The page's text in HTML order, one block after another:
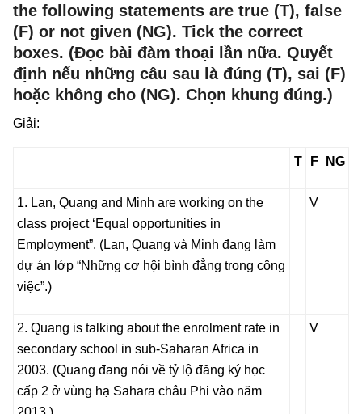
the following statements are true (T), false
(F) or not given (NG). Tick the correct
boxes. (Đọc bài đàm thoại lần nữa. Quyết
định nếu những câu sau là đúng (T), sai (F)
hoặc không cho (NG). Chọn khung đúng.)
Giải:
T F NG
1. Lan, Quang and Minh are working on the
class project ‘Equal opportunities in
Employment”. (Lan, Quang và Minh đang làm
dự án lớp “Những cơ hội bình đẳng trong công
việc”.)
V
2. Quang is talking about the enrolment rate in
secondary school in sub-Saharan Africa in
2003. (Quang đang nói về tỷ lộ đăng ký học
cấp 2 ở vùng hạ Sahara châu Phi vào năm
V